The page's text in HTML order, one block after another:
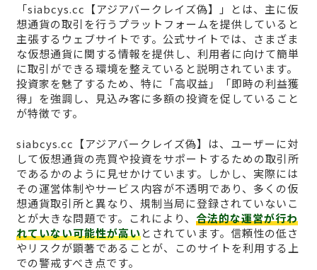
「siabcys.cc【アジアバークレイズ偽】」とは、主に仮
想通貨の取引を行うプラットフォームを提供していると
主張するウェブサイトです。公式サイトでは、さまざま
な仮想通貨に関する情報を提供し、利用者に向けて簡単
に取引ができる環境を整えていると説明されています。
投資家を魅了するため、特に「高収益」「即時の利益獲
得」を強調し、見込み客に多額の投資を促していること
が特徴です。
siabcys.cc【アジアバークレイズ偽】は、ユーザーに対
して仮想通貨の売買や投資をサポートするための取引所
であるかのように見せかけています。しかし、実際には
その運営体制やサービス内容が不透明であり、多くの仮
想通貨取引所と異なり、規制当局に登録されていないこ
とが大きな問題です。これにより、 合法的な運営が行わ
れていない可能性が高いとされています。信頼性の低さ
やリスクが顕著であることが、このサイトを利用する上
での警戒すべき点です。